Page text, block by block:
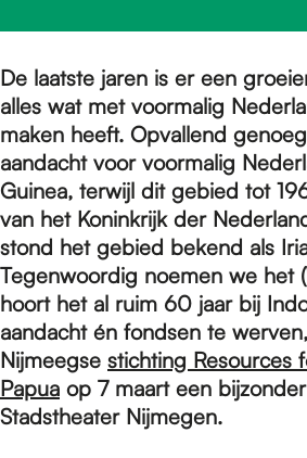
m
e
p
a
g
e
De laatste jaren is er een
alles wat met voormalig
maken heeft. Opvallend
aandacht voor voormalig
Guinea, terwijl dit gebied tot
van het Koninkrijk der
stond het gebied bekend als
Tegenwoordig noemen we het
hoort het al ruim 60 jaar bij
aandacht én fondsen te
Nijmeegse stichting Resources
Papua op 7 maart een
Stadstheater Nijmegen.